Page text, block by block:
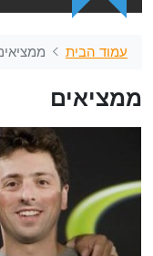
עמוד הבית
ממציאים